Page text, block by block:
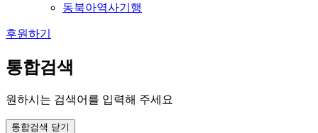
동북아역사기행
후원하기
통합검색
원하시는 검색어를 입력해 주세요
통합검색 닫기